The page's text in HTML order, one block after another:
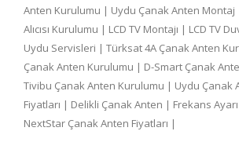
Anten Kurulumu | Uydu Çanak Anten
Alıcısı Kurulumu | LCD TV Montajı | LCD TV
Uydu Servisleri | Türksat 4A Çanak Anten
Çanak Anten Kurulumu | D-Smart Çanak
Tivibu Çanak Anten Kurulumu | Uydu Çanak
Fiyatları | Delikli Çanak Anten | Frekans
NextStar Çanak Anten Fiyatları |